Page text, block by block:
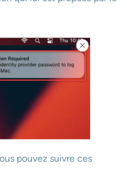
pouvez suivre ces